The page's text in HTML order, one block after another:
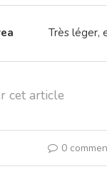
Très léger,
cet article
0